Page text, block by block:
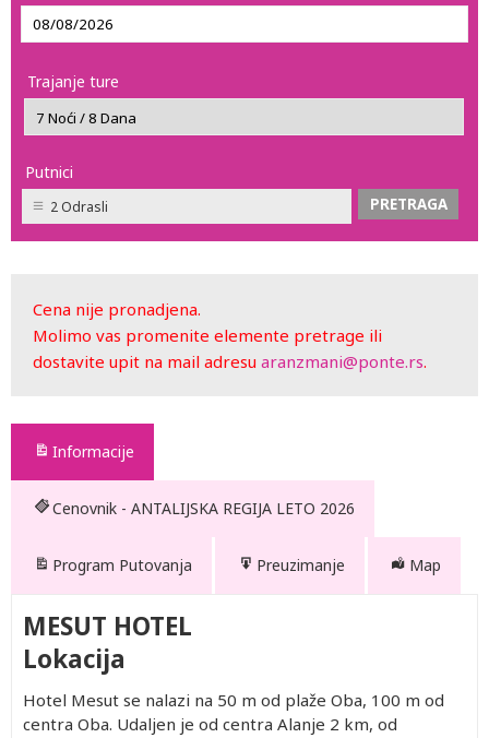
Trajanje ture
Putnici
2 Odrasli
Cena nije pronadjena.
Molimo vas promenite elemente pretrage ili
dostavite upit na mail adresu aranzmani@ponte.rs.
Informacije
Cenovnik - ANTALIJSKA REGIJA LETO 2026
Program Putovanja Preuzimanje Map
MESUT HOTEL
Lokacija
Hotel Mesut se nalazi na 50 m od plaže Oba, 100 m od
centra Oba. Udaljen je od centra Alanje 2 km, od